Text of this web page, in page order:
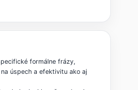
formálne frázy,
úspech a efektivitu ako aj